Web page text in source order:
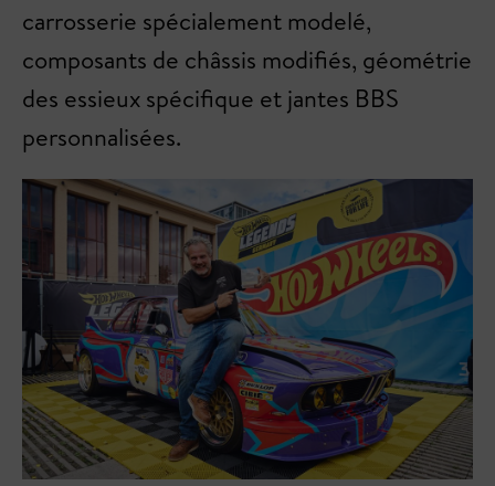
carrosserie spécialement modelé,
composants de châssis modifiés, géométrie
des essieux spécifique et jantes BBS
personnalisées.